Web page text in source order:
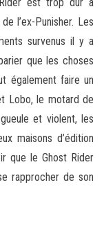
l’ex-Punisher. Les
survenus il y a
que les choses
également faire un
Lobo, le motard de
et violent, les
maisons d’édition
que le Ghost Rider
rapprocher de son